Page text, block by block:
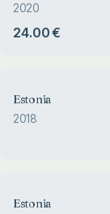
2020
24.00 €
Estonia
2018
Estonia